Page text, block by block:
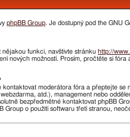
phpBB Group. Je dostupný pod the GNU
funkci, navštivte stránku http://
nových možností. Prosím, pročtěte si
moderátora fóra a přeptejte
atd.), management nebo
bezpředmětné kontaktovat phpBB
Group o použití softwaru třetí stranou,